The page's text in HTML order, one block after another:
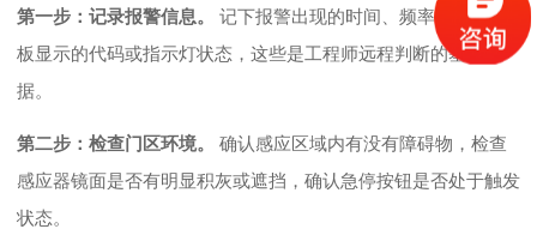
第一步：记录报警信息。
记下报警出现的时间、频率、控制面
板显示的代码或指示灯状态，这些是工程师远程判断的基础依
据。
第二步：检查门区环境。
确认感应区域内有没有障碍物，检查
感应器镜面是否有明显积灰或遮挡，确认急停按钮是否处于触发
状态。